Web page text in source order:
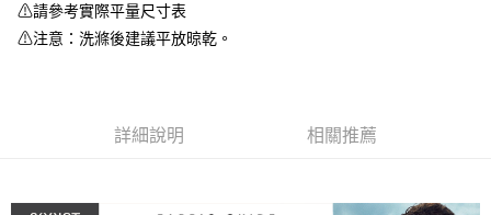
１．簡單：不需註冊會員、不需綁卡、不需儲值。
２．便利：只要手機號碼，簡訊認證，即可結帳。
３．安心：先確認商品／服務後，再付款。
結帳頁面，進行簡訊認證並確認金額後，即可完成結帳。
２．訂單成立數日內，您將收到繳費通知簡訊。
※ 請注意：結帳手續完成當下不需立刻繳費，但若您需要取消訂單，請聯絡
運送方式
付款後全家取貨
⚠請參考實際平量尺寸表
⚠注意：洗滌後建議平放晾乾。
詳細說明 相關推薦